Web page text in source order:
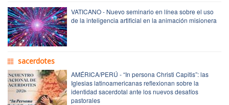
VATICANO - Nuevo seminario en línea sobre el uso
de la inteligencia artificial en la animación misionera
sacerdotes
AMÉRICA/PERÚ - “In persona Christi Capitis”: las
Iglesias latinoamericanas reflexionan sobre la
identidad sacerdotal ante los nuevos desafíos
pastorales